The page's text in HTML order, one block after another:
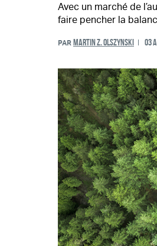
Avec un marché de
faire pencher la
PAR MARTIN Z. OLSZYNSKI 03